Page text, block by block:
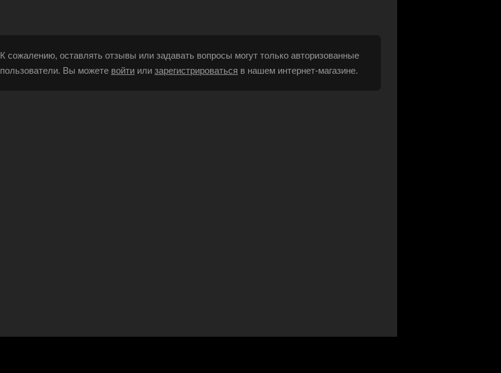
К сожалению, оставлять отзывы или задавать вопросы могут только авторизованные
пользователи. Вы можете войти или зарегистрироваться в нашем интернет-магазине.